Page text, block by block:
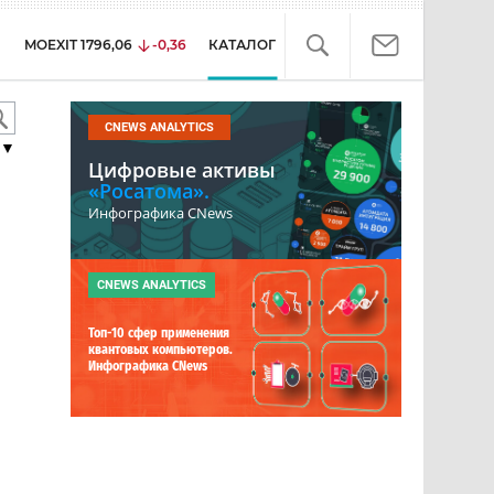
MOEXIT 1796,06 -0,36 КАТАЛОГ
▼
CNEWS ANALYTICS
Цифровые активы
«Росатома».
Инфографика CNews
CNEWS ANALYTICS
Топ-10 сфер применения
квантовых компьютеров.
Инфографика CNews